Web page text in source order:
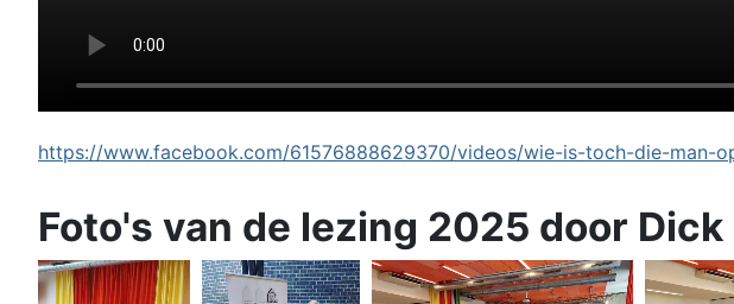
https://www.facebook.com/61576888629370/videos/wie-is-toch-die-man-
Foto's van de lezing 2025 door